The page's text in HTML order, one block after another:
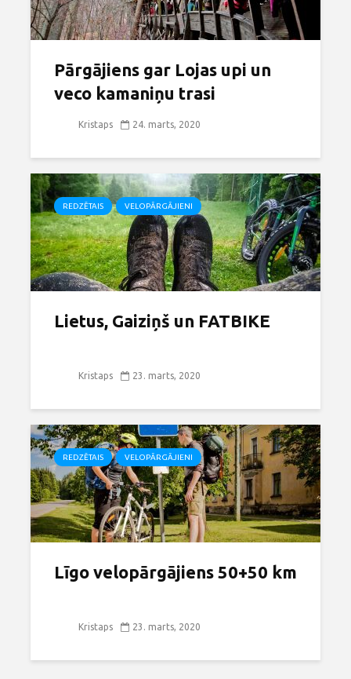
Pārgājiens gar Lojas upi un
veco kamaniņu trasi
Kristaps 24. marts, 2020
REDZĒTAIS VELOPĀRGĀJIENI
Lietus, Gaiziņš un FATBIKE
Kristaps 23. marts, 2020
REDZĒTAIS VELOPĀRGĀJIENI
Līgo velopārgājiens 50+50 km
Kristaps 23. marts, 2020